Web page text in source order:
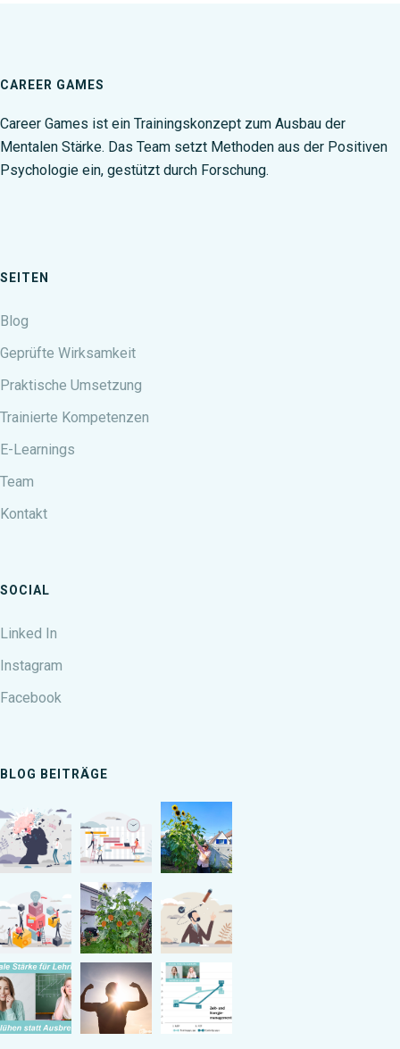
CAREER GAMES
Career Games ist ein Trainingskonzept zum Ausbau der
Mentalen Stärke. Das Team setzt Methoden aus der Positiven
Psychologie ein, gestützt durch Forschung.
SEITEN
Blog
Geprüfte Wirksamkeit
Praktische Umsetzung
Trainierte Kompetenzen
E-Learnings
Team
Kontakt
SOCIAL
Linked In
Instagram
Facebook
BLOG BEITRÄGE